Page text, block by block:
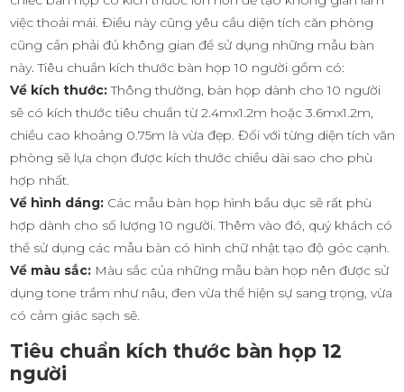
việc thoải mái. Điều này cũng yêu cầu diện tích căn phòng
cũng cần phải đủ không gian để sử dụng những mẫu bàn
này. Tiêu chuẩn kích thước bàn họp 10 người gồm có:
Về kích thước:Thông thường, bàn họp dành cho 10 người
sẽ có kích thước tiêu chuẩn từ 2.4mx1.2m hoặc 3.6mx1.2m,
chiều cao khoảng 0.75m là vừa đẹp. Đối với từng diện tích văn
phòng sẽ lựa chọn được kích thước chiều dài sao cho phù
hợp nhất.
Về hình dáng:Các mẫu bàn họp hình bầu dục sẽ rất phù
hợp dành cho số lượng 10 người. Thêm vào đó, quý khách có
thể sử dụng các mẫu bàn có hình chữ nhật tạo độ góc cạnh.
Về màu sắc:Màu sắc của những mẫu bàn họp nên được sử
dụng tone trầm như nâu, đen vừa thể hiện sự sang trọng, vừa
có cảm giác sạch sẽ.
Tiêu chuẩn kích thước bàn họp 12
người